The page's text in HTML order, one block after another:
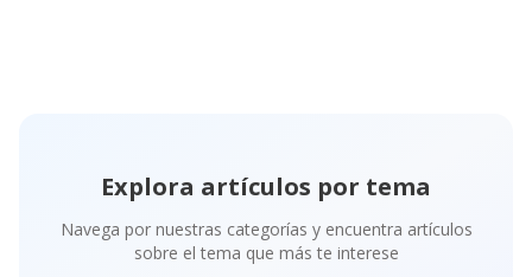
Explora artículos por tema
Navega por nuestras categorías y encuentra artículos
sobre el tema que más te interese